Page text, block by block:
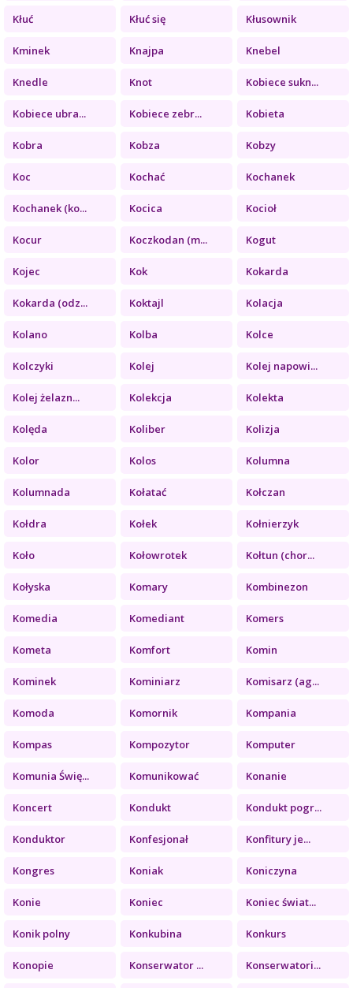
Kłuć Kłuć się Kłusownik
Kminek Knajpa Knebel
Knedle Knot Kobiece sukn...
Kobiece ubra... Kobiece zebr... Kobieta
Kobra Kobza Kobzy
Koc Kochać Kochanek
Kochanek (ko... Kocica Kocioł
Kocur Koczkodan (m... Kogut
Kojec Kok Kokarda
Kokarda (odz... Koktajl Kolacja
Kolano Kolba Kolce
Kolczyki Kolej Kolej napowi...
Kolej żelazn... Kolekcja Kolekta
Kolęda Koliber Kolizja
Kolor Kolos Kolumna
Kolumnada Kołatać Kołczan
Kołdra Kołek Kołnierzyk
Koło Kołowrotek Kołtun (chor...
Kołyska Komary Kombinezon
Komedia Komediant Komers
Kometa Komfort Komin
Kominek Kominiarz Komisarz (ag...
Komoda Komornik Kompania
Kompas Kompozytor Komputer
Komunia Świę... Komunikować Konanie
Koncert Kondukt Kondukt pogr...
Konduktor Konfesjonał Konfitury je...
Kongres Koniak Koniczyna
Konie Koniec Koniec świat...
Konik polny Konkubina Konkurs
Konopie Konserwator ... Konserwatori...